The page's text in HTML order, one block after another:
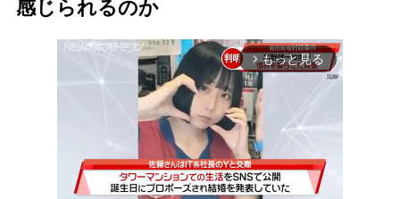
感じられるのか
arrow_forward_ios もっと見る